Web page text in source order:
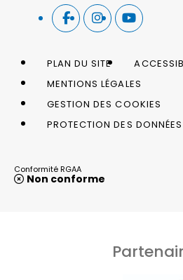
PLAN DU SITE
MENTIONS LÉGALES
GESTION DES COOKIES
PROTECTION DES DONNÉES
Conformité RGAA
Non conforme